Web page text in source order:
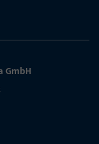
GmbH